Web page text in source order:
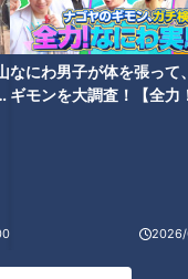
なにわ男子が体を張って
ギモンを大調査！【全力
2026/